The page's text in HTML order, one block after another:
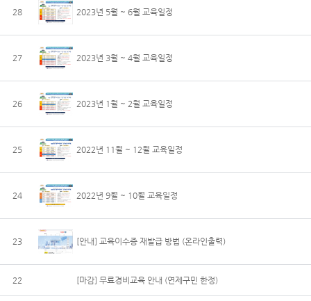
28 2023년 5월 ~ 6월 교육일정
27 2023년 3월 ~ 4월 교육일정
26 2023년 1월 ~ 2월 교육일정
25 2022년 11월 ~ 12월 교육일정
24 2022년 9월 ~ 10월 교육일정
23 [안내] 교육이수증 재발급 방법 (온라인출력)
22 [마감] 무료경비교육 안내 (연제구민 한정)